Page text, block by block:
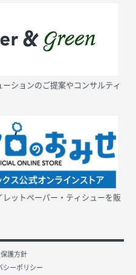
ションのご提案やコンサルティ
ットペーパー・ティシューを販
護方針
シーポリシー